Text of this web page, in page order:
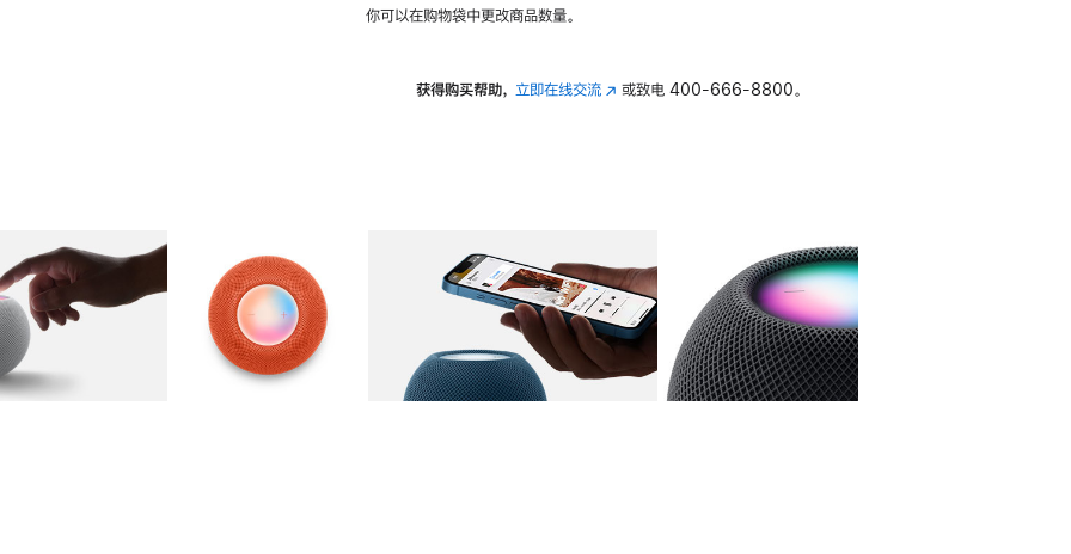
你可以在购物袋中更改商品数量。
获得购买帮助， 立即在线交流(在 或致电 400-666-8800。
图库 图像 图库 图像 图库 图像 4 图库 图像 5